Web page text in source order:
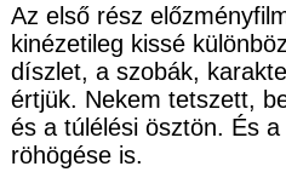
Az első rész
kinézetileg kissé
díszlet, a szobák,
értjük. Nekem tetszett,
és a túlélési ösztön. És
röhögése is.